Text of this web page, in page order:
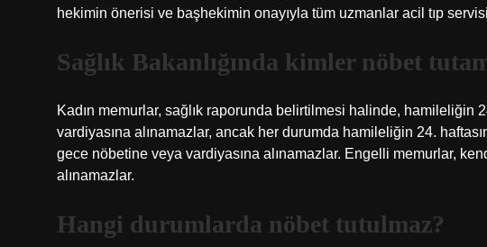
hekimin önerisi ve başhekimin onayıyla tüm uzmanlar acil tıp
Sağlık Bakanlığında kimler nöbet
Kadın memurlar, sağlık raporunda belirtilmesi halinde, hamileliğin
vardiyasına alınamazlar, ancak her durumda hamileliğin 24.
gece nöbetine veya vardiyasına alınamazlar. Engelli memurlar,
alınamazlar.
Hangi durumlarda nöbet tutulmaz?